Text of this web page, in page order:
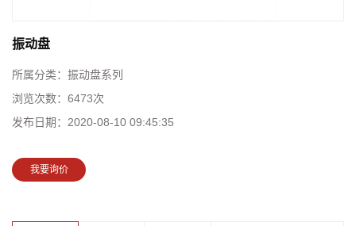
振动盘
所属分类： 振动盘系列
浏览次数： 6473次
发布日期： 2020-08-10 09:45:35
我要询价